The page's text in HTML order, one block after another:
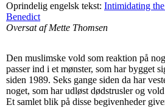
Oprindelig engelsk tekst: Intimidating
Benedict
Oversat af Mette Thomsen
Den muslimske vold som reaktion på
passer ind i et mønster, som har bygget
siden 1989. Seks gange siden da har
noget, som har udløst dødstrusler og
Et samlet blik på disse begivenheder